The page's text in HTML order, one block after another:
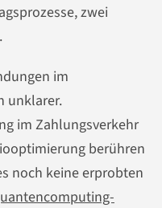
zwei
im
unklarer.
im Zahlungsverkehr
berühren
noch keine erprobten